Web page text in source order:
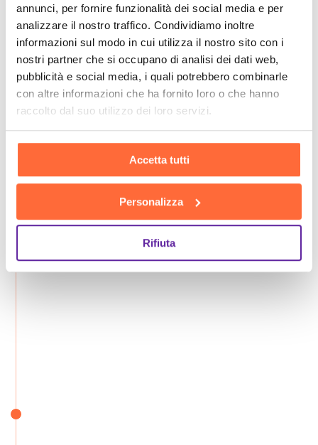
annunci, per fornire funzionalità dei social media e per
analizzare il nostro traffico. Condividiamo inoltre
informazioni sul modo in cui utilizza il nostro sito con i
nostri partner che si occupano di analisi dei dati web,
pubblicità e social media, i quali potrebbero combinarle
con altre informazioni che ha fornito loro o che hanno
raccolto dal suo utilizzo dei loro servizi.
Accetta tutti
Personalizza
Rifiuta